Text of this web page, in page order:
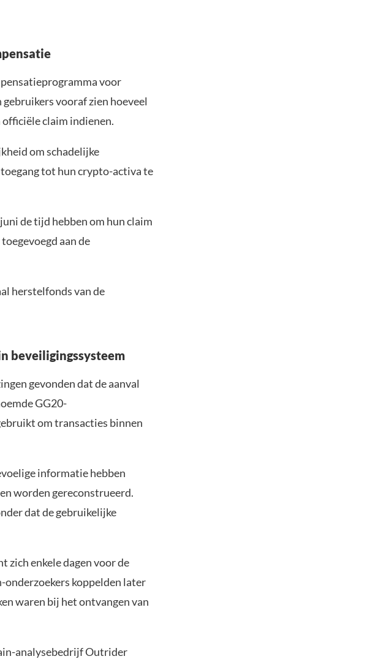
voor
vooraf zien hoeveel
claim indienen.
om schadelijke
tot hun crypto-activa te
de tijd hebben om hun claim
aan de
herstelfonds van de
beveiligingssysteem
gevonden dat de aanval
GG20-
om transacties binnen
informatie hebben
worden gereconstrueerd.
dat de gebruikelijke
zich enkele dagen voor de
onderzoekers koppelden later
waren bij het ontvangen van
analysebedrijf Outrider